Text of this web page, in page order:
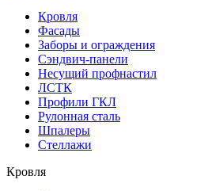
Кровля
Фасады
Заборы и ограждения
Сэндвич-панели
Несущий профнастил
ЛСТК
Профили ГКЛ
Рулонная сталь
Шпалеры
Стеллажи
Кровля